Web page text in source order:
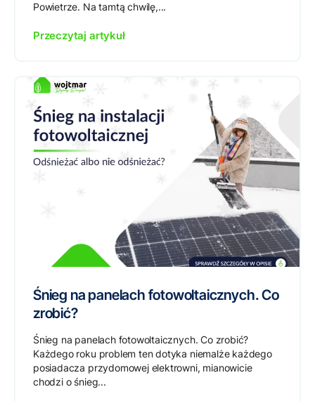
Powietrze. Na tamtą chwilę,...
Przeczytaj artykuł
Śnieg na panelach fotowoltaicznych. Co
zrobić?
Śnieg na panelach fotowoltaicznych. Co zrobić?
Każdego roku problem ten dotyka niemalże każdego
posiadacza przydomowej elektrowni, mianowicie
chodzi o śnieg...